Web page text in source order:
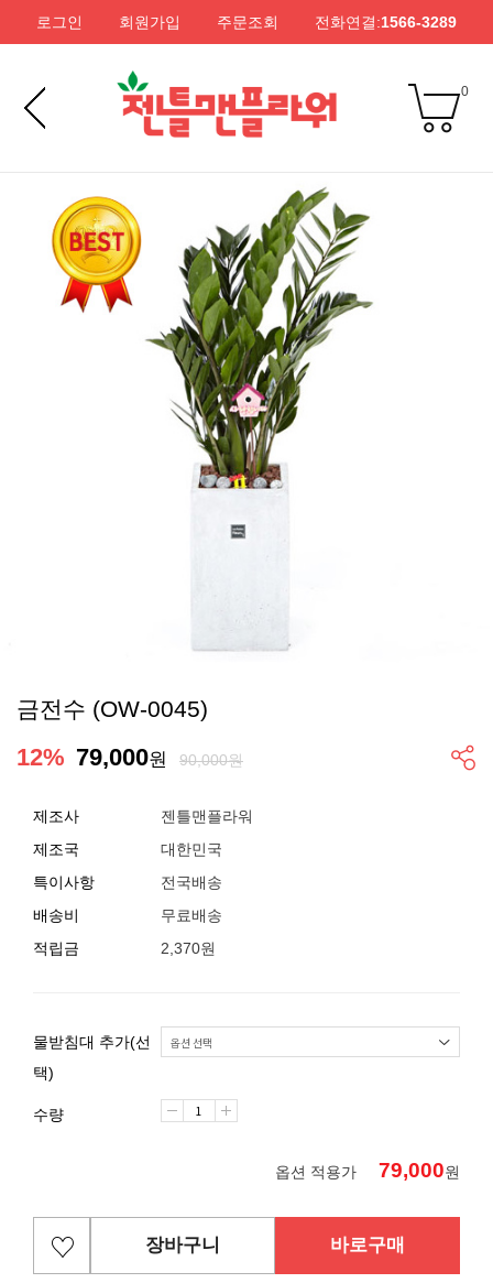
로그인 회원가입 주문조회 전화연결:1566-3289
0
금전수 (OW-0045)
12% 79,000원 90,000원
제조사
젠틀맨플라워
제조국
대한민국
특이사항
전국배송
배송비
무료배송
적립금
2,370원
물받침대 추가(선
택)
수량
옵션 적용가 79,000원
장바구니 바로구매